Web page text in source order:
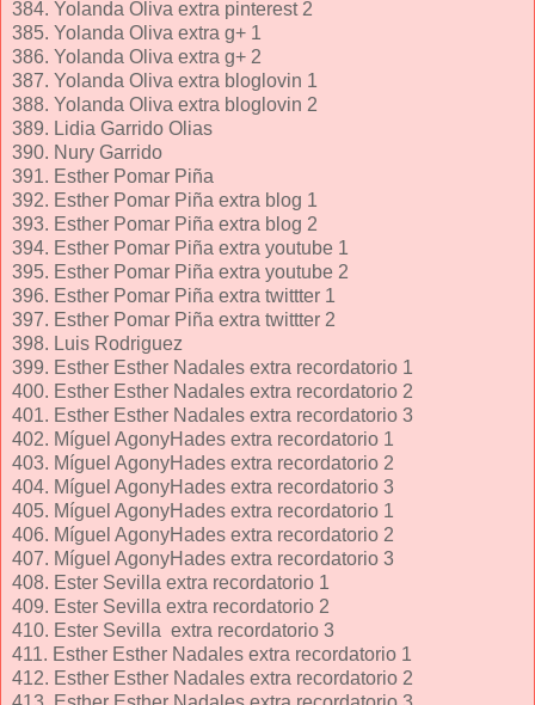
384. Yolanda Oliva extra pinterest 2
385. Yolanda Oliva extra g+ 1
386. Yolanda Oliva extra g+ 2
387. Yolanda Oliva extra bloglovin 1
388. Yolanda Oliva extra bloglovin 2
389. Lidia Garrido Olias
390. Nury Garrido
391. Esther Pomar Piña
392. Esther Pomar Piña extra blog 1
393. Esther Pomar Piña extra blog 2
394. Esther Pomar Piña extra youtube 1
395. Esther Pomar Piña extra youtube 2
396. Esther Pomar Piña extra twittter 1
397. Esther Pomar Piña extra twittter 2
398. Luis Rodriguez
399. Esther Esther Nadales extra recordatorio 1
400. Esther Esther Nadales extra recordatorio 2
401. Esther Esther Nadales extra recordatorio 3
402. Míguel AgonyHades extra recordatorio 1
403. Míguel AgonyHades extra recordatorio 2
404. Míguel AgonyHades extra recordatorio 3
405. Míguel AgonyHades extra recordatorio 1
406. Míguel AgonyHades extra recordatorio 2
407. Míguel AgonyHades extra recordatorio 3
408. Ester Sevilla extra recordatorio 1
409. Ester Sevilla extra recordatorio 2
410. Ester Sevilla extra recordatorio 3
411. Esther Esther Nadales extra recordatorio 1
412. Esther Esther Nadales extra recordatorio 2